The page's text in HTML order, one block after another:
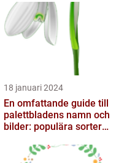
18 januari 2024
En omfattande guide till
palettbladens namn och
bilder: populära sorter